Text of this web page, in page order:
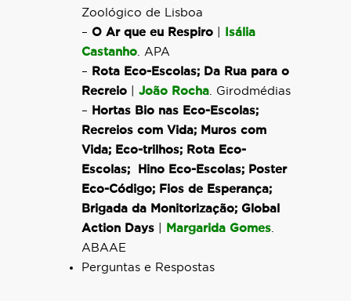
Zoológico de Lisboa
– O Ar que eu Respiro
Isália
Castanho. APA
– Rota Eco-Escolas; Da Rua para o
Recreio
João Rocha. Girodmédias
– Hortas Bio nas Eco-Escolas;
Recreios com Vida; Muros com
Vida; Eco-trilhos; Rota Eco-
Escolas; Hino Eco-Escolas; Poster
Eco-Código; Fios de Esperança;
Brigada da Monitorização; Global
Action Days
Margarida Gomes.
ABAAE
Perguntas e Respostas